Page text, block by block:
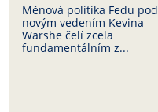
Měnová politika Fedu pod
novým vedením Kevina
Warshe čelí zcela
fundamentálním z...